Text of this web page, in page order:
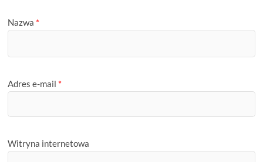
Nazwa *
Adres e-mail *
Witryna internetowa